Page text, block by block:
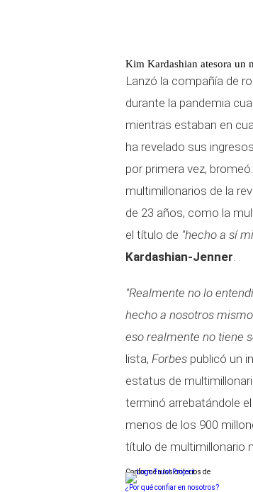
Kim Kardashian atesora un
Lanzó la compañía de
durante la pandemia
mientras estaban en
ha revelado sus
por primera vez, bromeó:
multimillonarios de la
de 23 años, como la
el título de "hecho a sí
Kardashian-Jenner.
"Realmente no lo
hecho a nosotros
eso realmente no tiene
lista, Forbes publicó un
estatus de
terminó arrebatándole
menos de los 900
título de multimillonario
Conforme a los criterios de
¿Por qué confiar en nosotros?